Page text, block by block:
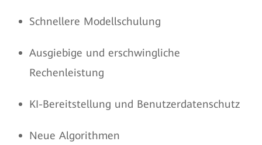
Schnellere Modellschulung
Ausgiebige und erschwingliche
Rechenleistung
KI-Bereitstellung und Benutzerdatenschutz
Neue Algorithmen